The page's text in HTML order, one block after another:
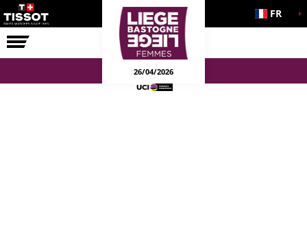
COURSE FR
26/04/2026